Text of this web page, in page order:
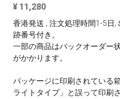
すべてのカテゴリー
メタルパーツ
MG と 1/100 改造キット
その他
PG RG HG SD 改造キッ
全商品のリスト
検索
¥ 11,280
香港発送 , 注文処理時間1-5日,
跡番号付き。
一部の商品はバックオーダー
がかかります。
パッケージに印刷されている
ライトタイプ」と誤って印刷